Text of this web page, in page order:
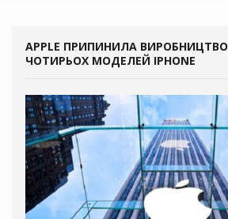
APPLE ПРИПИНИЛА ВИРОБНИЦТВО
ЧОТИРЬОХ МОДЕЛЕЙ IPHONE